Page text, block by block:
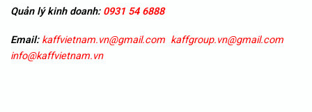
Quản lý kinh doanh:0931 54 6888
Email: kaffvietnam.vn@gmail.com kaffgroup.vn@gmail.com
info@kaffvietnam.vn